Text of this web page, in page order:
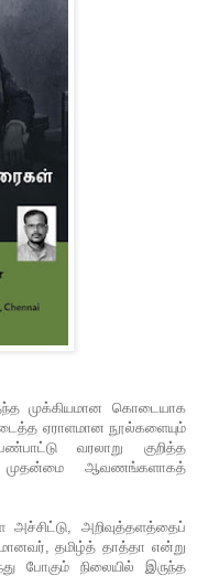
முக்கியமான கொடையாக
ஏராளமான நூல்களையும்
வரலாறு குறித்த
முதன்மை ஆவணங்களாகத்
அச்சிட்டு, அறிவுத்தளத்தைப்
தமிழ்த் தாத்தா என்று
போகும் நிலையில் இருந்த